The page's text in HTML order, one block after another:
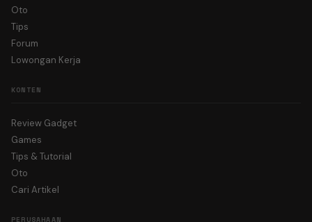
Oto
Tips
Forum
Lowongan Kerja
KONTEN
Review Gadget
Games
Tips & Tutorial
Oto
Cari Artikel
PERUSAHAAN